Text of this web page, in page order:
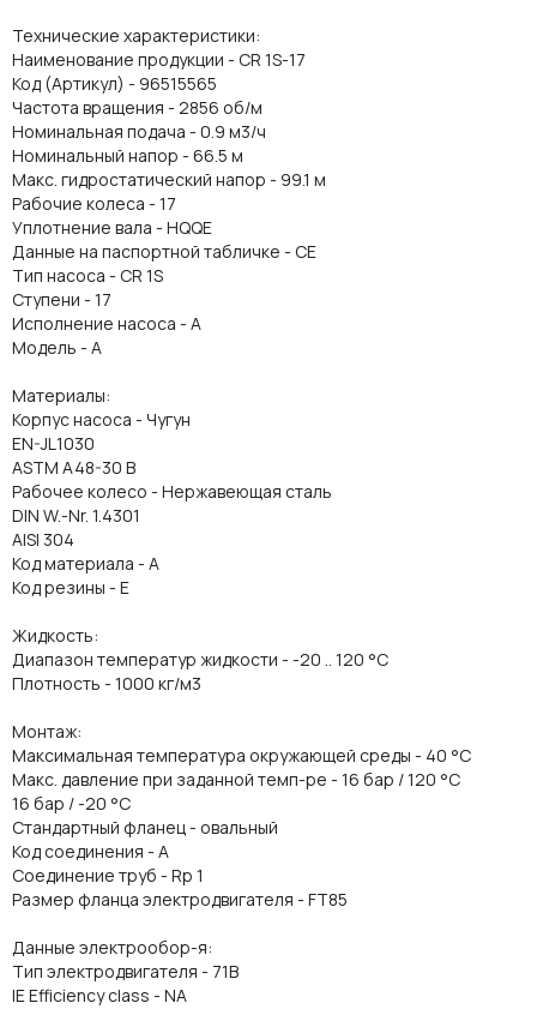
Технические характеристики:
Наименование продукции - CR 1S-17
Код (Артикул) - 96515565
Частота вращения - 2856 об/м
Номинальная подача - 0.9 м3/ч
Номинальный напор - 66.5 м
Макс. гидростатический напор - 99.1 м
Рабочие колеса - 17
Уплотнение вала - HQQE
Данные на паспортной табличке - CE
Тип насоса - CR 1S
Ступени - 17
Исполнение насоса - A
Модель - A
Материалы:
Корпус насоса - Чугун
EN-JL1030
ASTM A48-30 B
Рабочее колесо - Нержавеющая сталь
DIN W.-Nr. 1.4301
AISI 304
Код материала - A
Код резины - E
Жидкость:
Диапазон температур жидкости - -20 .. 120 °C
Плотность - 1000 кг/м3
Монтаж:
Максимальная температура окружающей среды - 40 °C
Макс. давление при заданной темп-ре - 16 бар / 120 °C
16 бар / -20 °C
Стандартный фланец - овальный
Код соединения - A
Соединение труб - Rp 1
Размер фланца электродвигателя - FT85
Данные электрообор-я:
Тип электродвигателя - 71B
IE Efficiency class - NA